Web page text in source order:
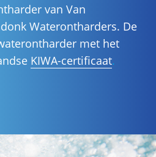
van Van
Waterontharders. De
met het
KIWA-certificaat.